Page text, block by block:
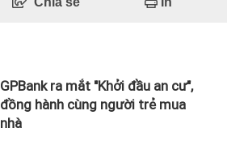
GPBank ra mắt "Khởi đầu an cư",
đồng hành cùng người trẻ mua
nhà